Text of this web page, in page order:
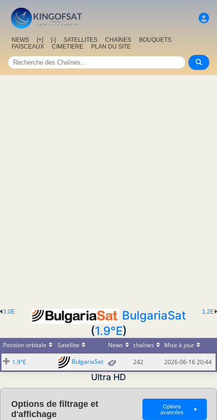
NEWS [+] [-] SATELLITES CHAîNES
BOUQUETS
FAISCEAUX
CIMETIERE PLAN DU SITE
1.2E
3.0E
BulgariaSat
(1.9°E)
Position orbitale Satellite News chaînes Mise à jour
1.9°E BulgariaSat 242 2026-06-16 20:44
Ultra HD
Options de filtrage et
d'affichage
Options
avancées
▼